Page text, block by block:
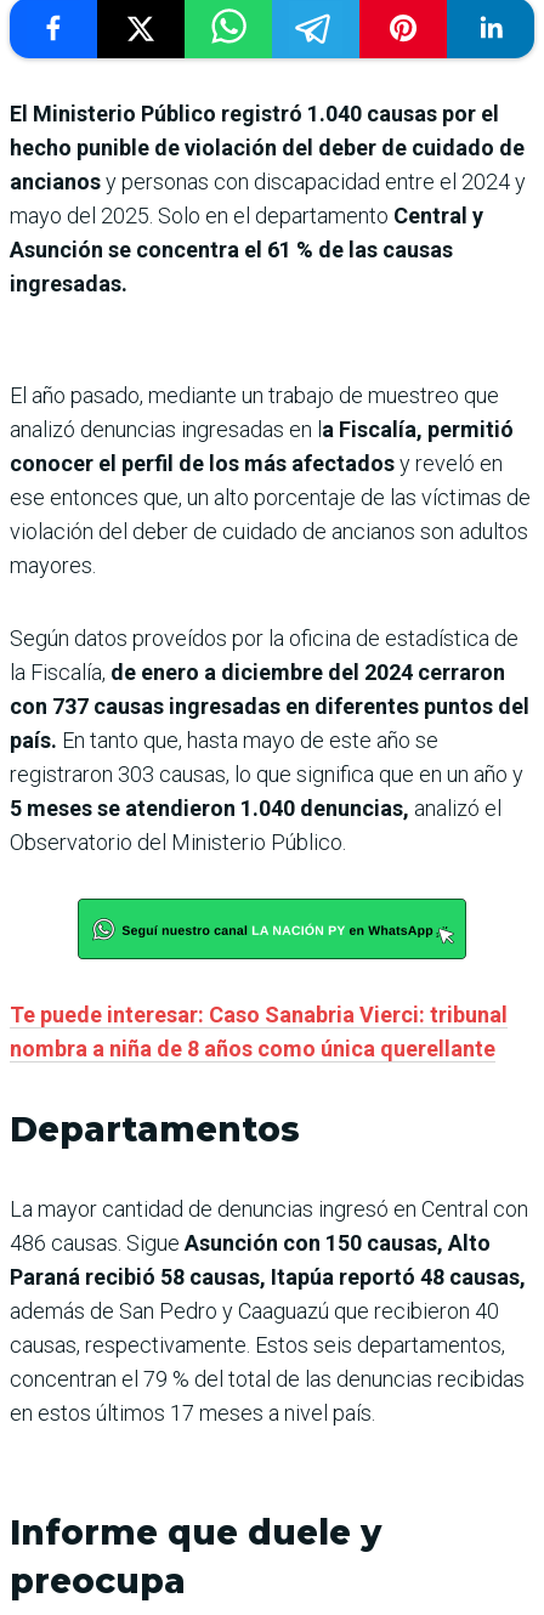
El Ministerio Público registró 1.040 causas por el
hecho punible de violación del deber de cuidado de
ancianosy personas con discapacidad entre el 2024 y
mayo del 2025. Solo en el departamento Central y
Asunción se concentra el 61 % de las causas
ingresadas.
El año pasado, mediante un trabajo de muestreo que
analizó denuncias ingresadas en la Fiscalía, permitió
conocer el perfil de los más afectadosy reveló en
ese entonces que, un alto porcentaje de las víctimas de
violación del deber de cuidado de ancianos son adultos
mayores.
Según datos proveídos por la oficina de estadística de
la Fiscalía, de enero a diciembre del 2024 cerraron
con 737 causas ingresadas en diferentes puntos del
país. En tanto que, hasta mayo de este año se
registraron 303 causas, lo que significa que en un año y
5 meses se atendieron 1.040 denuncias, analizó el
Observatorio del Ministerio Público.
Te puede interesar: Caso Sanabria Vierci: tribunal
nombra a niña de 8 años como única querellante
Departamentos
La mayor cantidad de denuncias ingresó en Central con
486 causas. Sigue Asunción con 150 causas, Alto
Paraná recibió 58 causas, Itapúa reportó 48 causas,
además de San Pedro y Caaguazú que recibieron 40
causas, respectivamente. Estos seis departamentos,
concentran el 79 % del total de las denuncias recibidas
en estos últimos 17 meses a nivel país.
Informe que duele y
preocupa